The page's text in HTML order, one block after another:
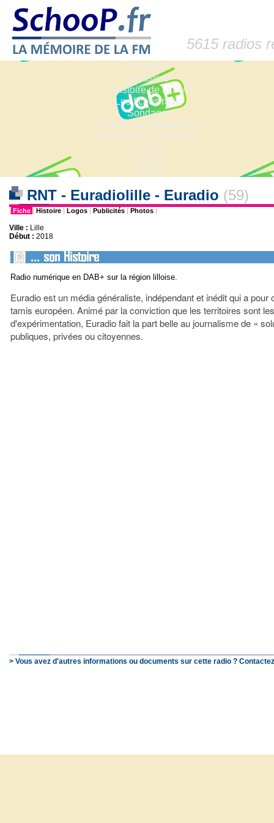
5615 radios
Accueil
Dossiers
Histoire de la FM
Les fiches radio
Sondages
Anciennes fréquences
Fréquences actuelles
Lexique
Liens
Contact
RNT - Euradiolille - Euradio (59)
| Fiche | Histoire | Logos | Publicités | Photos |
Ville : Lille
Début : 2018
Radio numérique en DAB+ sur la région lilloise.
Euradio est un média généraliste, indépendant et inédit qui a
tamis européen. Animé par la conviction que les territoires sont
d'expérimentation, Euradio fait la part belle au journalisme de «
publiques, privées ou citoyennes.
> Vous avez d'autres informations ou documents sur cette radio ?